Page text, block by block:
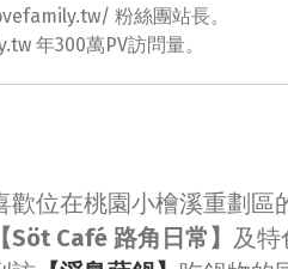
粉絲團站長。
年300萬PV訪問量。
位在桃園小檜溪重劃區
【Söt Café 路角日常】 及特